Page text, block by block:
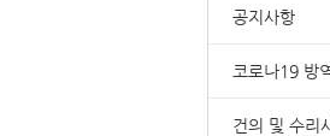
공지사항
코로나19 방
건의 및 수리